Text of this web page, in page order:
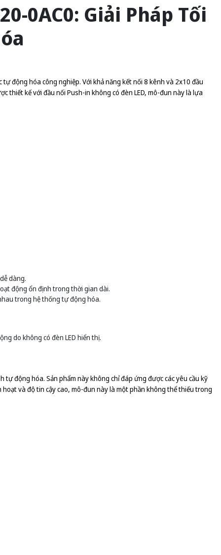
0AC0: Giải Pháp Tối
động hóa công nghiệp. Với khả năng kết nối 8 kênh và 2x10 đầu
thiết kế với đầu nối Push-in không có đèn LED, mô-đun này là lựa
dàng.
động ổn định trong thời gian dài.
trong hệ thống tự động hóa.
do không có đèn LED hiển thị.
động hóa. Sản phẩm này không chỉ đáp ứng được các yêu cầu kỹ
và độ tin cậy cao, mô-đun này là một phần không thể thiếu trong